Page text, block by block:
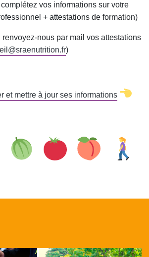
vos informations sur votre
+ attestations de formation)
nous par mail vos attestations
)
et mettre à jour ses informations